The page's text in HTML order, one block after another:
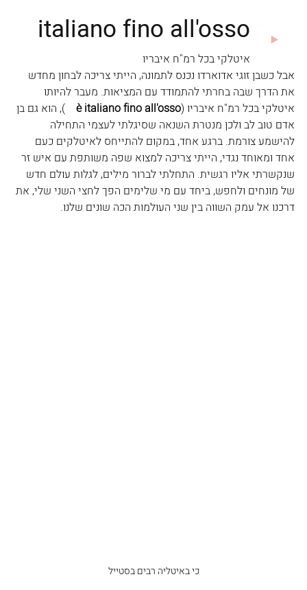
אבל כשבן זוגי אדוארדו נכנס לתמונה, הייתי צריכה לבחון מחדש
את הדרך שבה בחרתי להתמודד עם המציאות. מעבר להיותו
איטלקי בכל רמ"ח איבריו (è italiano fino all'osso
), הוא גם בן
אדם טוב לב ולכן מנטרת השנאה שסיגלתי לעצמי התחילה
להישמע צורמת. ברגע אחד, במקום להתייחס לאיטלקים כעם
אחד ומאוחד נגדי, הייתי צריכה למצוא שפה משותפת עם איש זר
שנקשרתי אליו רגשית. התחלתי לברור מילים, לגלות עולם חדש
של מונחים ולחפש, ביחד עם מי שלימים הפך לחצי השני שלי, את
דרכנו אל עמק השווה בין שני העולמות הכה שונים שלנו.
כי באיטליה רבים בסטייל